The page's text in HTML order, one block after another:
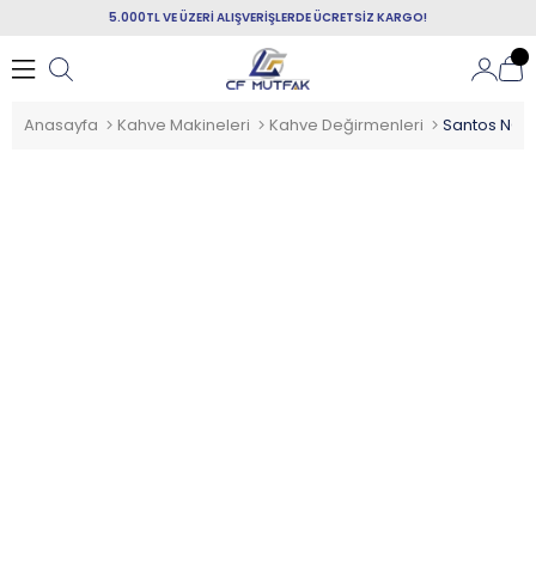
5.000TL VE ÜZERİ ALIŞVERİŞLERDE ÜCRETSİZ KARGO!
Anasayfa Kahve Makineleri Kahve Değirmenleri